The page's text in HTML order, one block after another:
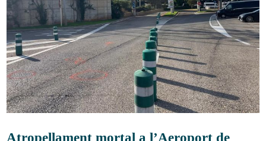
Atropellament mortal a l’Aeroport de